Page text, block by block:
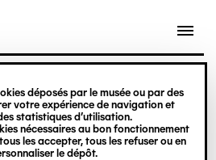
déposés par le musée ou par des
votre expérience de navigation et
statistiques d’utilisation.
nécessaires au bon fonctionnement
les accepter, tous les refuser ou en
le dépôt.